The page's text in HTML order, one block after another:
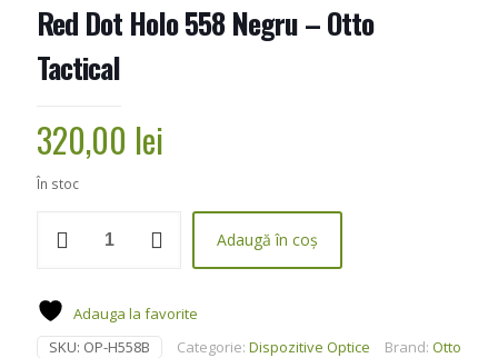
Red Dot Holo 558 Negru – Otto
Tactical
320,00 lei
În stoc
Red
558
Negru
Adaugă în coș
Adauga la favorite
SKU: OP-H558B Categorie: Dispozitive Optice Brand: Otto